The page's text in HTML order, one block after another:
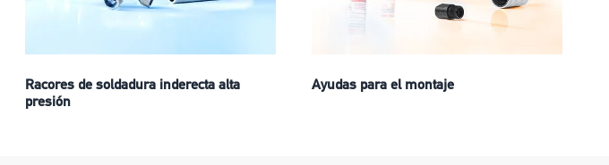
Racores de soldadura inderecta alta
presión
Ayudas para el montaje